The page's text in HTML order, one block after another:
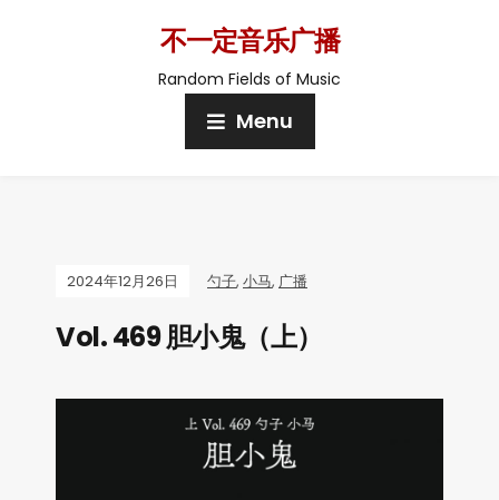
不一定音乐广播
Random Fields of Music
Menu
2024年12月26日 勺子, 小马, 广播
Vol. 469 胆小鬼（上）